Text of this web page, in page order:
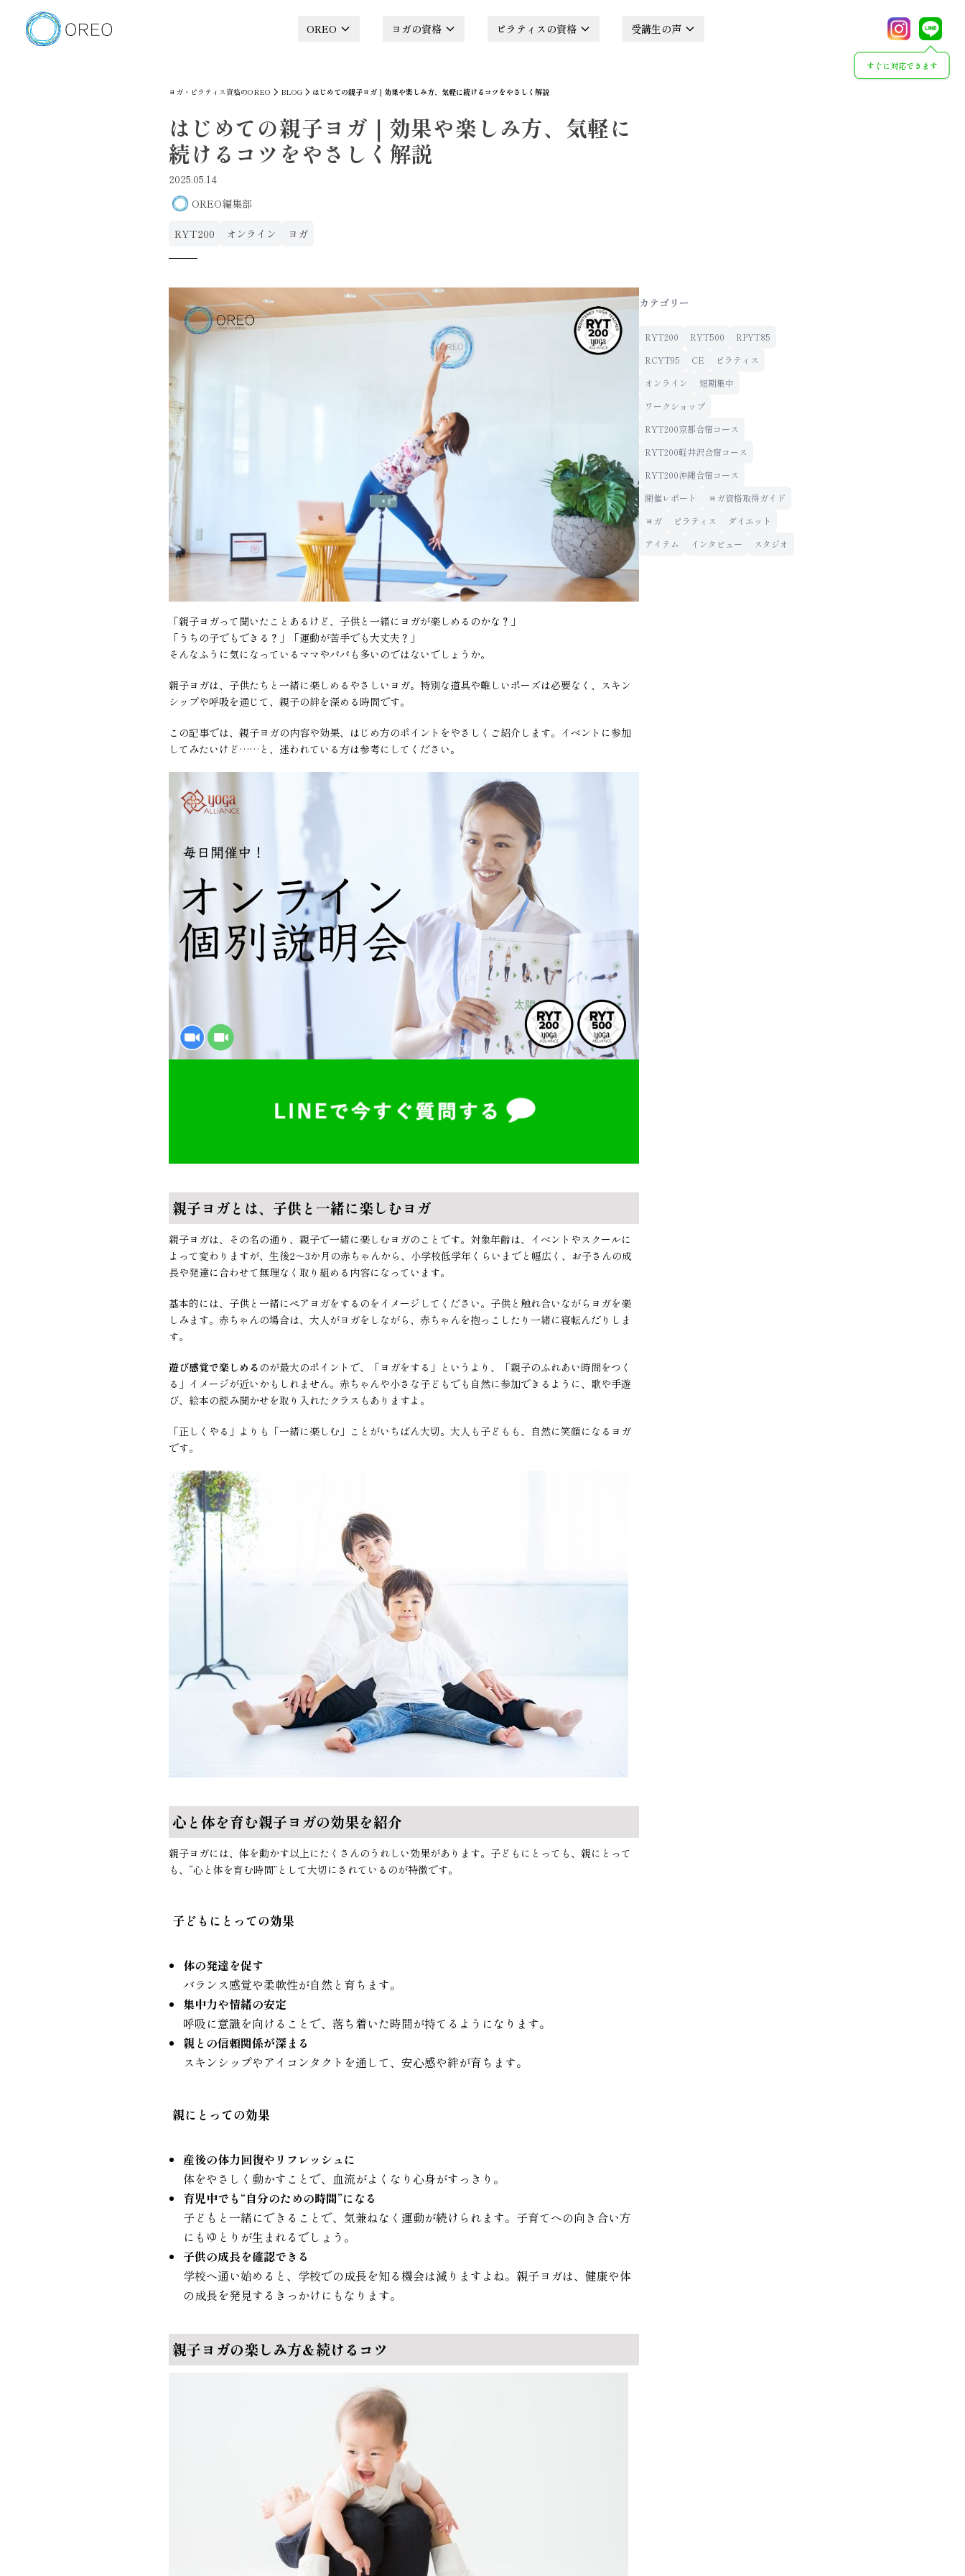
OREO ヨガの資格 ピラティスの資格 受講生の声
すぐに対応できます
ヨガ・ピラティス資格のOREO BLOG はじめての親子ヨガ｜効果や楽しみ方、気軽に続けるコツをやさしく解説
はじめての親子ヨガ｜効果や楽しみ方、気軽に
続けるコツをやさしく解説
2025.05.14
OREO編集部
RYT200 オンライン ヨガ
「親子ヨガって聞いたことあるけど、子供と一緒にヨガが楽しめるのかな？」
「うちの子でもできる？」「運動が苦手でも大丈夫？」
そんなふうに気になっているママやパパも多いのではないでしょうか。
親子ヨガは、子供たちと一緒に楽しめるやさしいヨガ。特別な道具や難しいポーズは必要なく、スキン
シップや呼吸を通じて、親子の絆を深める時間です。
この記事では、親子ヨガの内容や効果、はじめ方のポイントをやさしくご紹介します。イベントに参加
してみたいけど……と、迷われている方は参考にしてください。
親子ヨガとは、子供と一緒に楽しむヨガ
親子ヨガは、その名の通り、親子で一緒に楽しむヨガのことです。対象年齢は、イベントやスクールに
よって変わりますが、生後2〜3か月の赤ちゃんから、小学校低学年くらいまでと幅広く、お子さんの成
長や発達に合わせて無理なく取り組める内容になっています。
基本的には、子供と一緒にペアヨガをするのをイメージしてください。子供と触れ合いながらヨガを楽
しみます。赤ちゃんの場合は、大人がヨガをしながら、赤ちゃんを抱っこしたり一緒に寝転んだりしま
す。
遊び感覚で楽しめる のが最大のポイントで、「ヨガをする」というより、「親子のふれあい時間をつく
る」イメージが近いかもしれません。赤ちゃんや小さな子どもでも自然に参加できるように、歌や手遊
び、絵本の読み聞かせを取り入れたクラスもありますよ。
「正しくやる」よりも「一緒に楽しむ」ことがいちばん大切。大人も子どもも、自然に笑顔になるヨガ
です。
心と体を育む親子ヨガの効果を紹介
親子ヨガには、体を動かす以上にたくさんのうれしい効果があります。子どもにとっても、親にとって
も、“心と体を育む時間”として大切にされているのが特徴です。
子どもにとっての効果
体の発達を促す
バランス感覚や柔軟性が自然と育ちます。
集中力や情緒の安定
呼吸に意識を向けることで、落ち着いた時間が持てるようになります。
親との信頼関係が深まる
スキンシップやアイコンタクトを通して、安心感や絆が育ちます。
親にとっての効果
産後の体力回復やリフレッシュに
体をやさしく動かすことで、血流がよくなり心身がすっきり。
育児中でも“自分のための時間”になる
子どもと一緒にできることで、気兼ねなく運動が続けられます。子育てへの向き合い方
にもゆとりが生まれるでしょう。
子供の成長を確認できる
学校へ通い始めると、学校での成長を知る機会は減りますよね。親子ヨガは、健康や体
の成長を発見するきっかけにもなります。
親子ヨガの楽しみ方＆続けるコツ
カテゴリー
RYT200 RYT500
RPYT85
RCYT95
CE
ピラティス
オンライン
短期集中
ワークショップ
RYT200京都合宿コース
RYT200軽井沢合宿コース
RYT200沖縄合宿コース
開催レポート
ヨガ資格取得ガイド
ヨガ
ピラティス
ダイエット
アイテム
インタビュー スタジオ